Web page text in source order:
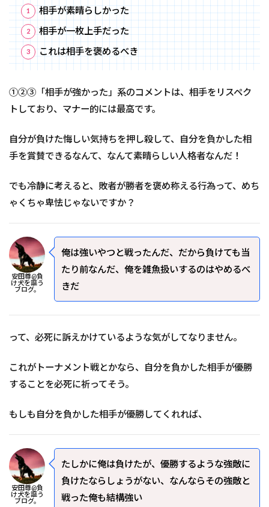
相手が素晴らしかった
相手が一枚上手だった
これは相手を褒めるべき
①②③「相手が強かった」系のコメントは、相手をリスペク
トしており、マナー的には最高です。
自分が負けた悔しい気持ちを押し殺して、自分を負かした相
手を賞賛できるなんて、なんて素晴らしい人格者なんだ！
でも冷静に考えると、敗者が勝者を褒め称える行為って、めち
ゃくちゃ卑怯じゃないですか？
安田尊@負
け犬を謳う
ブログ。
俺は強いやつと戦ったんだ、だから負けても当
たり前なんだ、俺を雑魚扱いするのはやめるべ
きだ
って、必死に訴えかけているような気がしてなりません。
これがトーナメント戦とかなら、自分を負かした相手が優勝
することを必死に祈ってそう。
もしも自分を負かした相手が優勝してくれれば、
安田尊@負
け犬を謳う
ブログ。
たしかに俺は負けたが、優勝するような強敵に
負けたならしょうがない、なんならその強敵と
戦った俺も結構強い